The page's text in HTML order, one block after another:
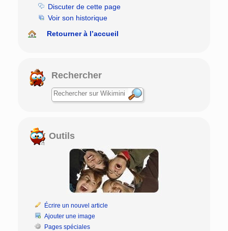
Discuter de cette page
Voir son historique
Retourner à l’accueil
Rechercher
Outils
Écrire un nouvel article
Ajouter une image
Pages spéciales